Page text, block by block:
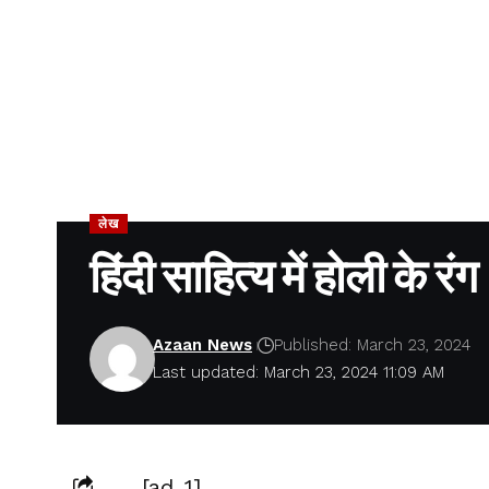
लेख
हिंदी साहित्य में होली के रंग
Last updated: March 23, 2024 11:09 AM
Azaan News Published: March 23, 2024